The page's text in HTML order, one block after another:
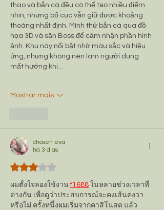
thao và bắn cá đều có thể tạo nhiều điểm
nhìn, nhưng bố cục vẫn giữ được khoảng
thoáng nhất định. Mình thử bắn cá qua đồ
họa 3D và săn Boss để cảm nhận phần hình
ảnh. Khu này nổi bật nhờ màu sắc và hiệu
ứng, nhưng không nên làm người dùng
mất hướng khi…
Mostrar mais
chosen eva
há 3 dias
Avaliado com 3 de 5 estrelas.
ผมตั้งใจลองใช้งาน f1688 ในหลายช่วงเวลาที่
ต่างกัน เพื่อดูว่าประสบการณ์จะคงเส้นคงวา
หรือไม่ ครั้งหนึ่งผมเริ่มจากคาสิโนสด แล้ว